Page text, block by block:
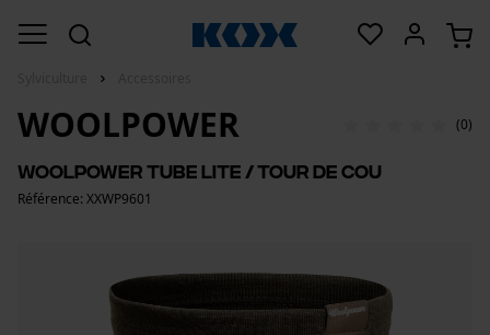
WOOLPOWER (0)
Woolpower Tube Lite / tour de cou
Référence: XXWP9601